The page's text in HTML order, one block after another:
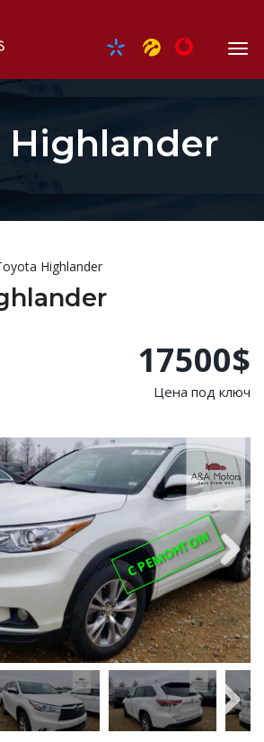
Highlander
Highlander
17500$
Цена под ключ
С РЕМОНТОМNext
Next